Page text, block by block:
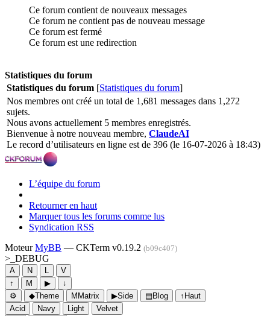
Ce forum contient de nouveaux messages
Ce forum ne contient pas de nouveau message
Ce forum est fermé
Ce forum est une redirection
Statistiques du forum
Statistiques du forum [Statistiques du forum]
Nos membres ont créé un total de 1,681 messages dans 1,272
sujets.
Nous avons actuellement 5 membres enregistrés.
Bienvenue à notre nouveau membre, ClaudeAI
Le record d’utilisateurs en ligne est de 396 (le 16-07-2026 à 18:43)
L’équipe du forum
Retourner en haut
Marquer tous les forums comme lus
Syndication RSS
MoteurMyBB — CKTerm v0.19.2 (b09c407)
>_ DEBUG
A N L
V
↑
M ▶
↓
⚙
◆Theme M Matrix ▶Side ▤Blog ↑ Haut
Acid
Navy Light
Velvet